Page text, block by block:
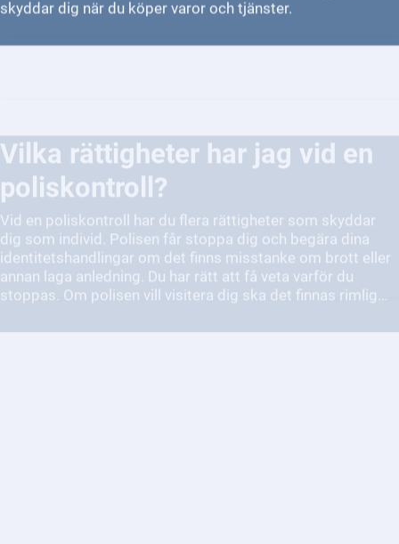
Vid en poliskontroll har du flera rättigheter som skyddar
dig som individ. Polisen får stoppa dig och begära dina
identitetshandlingar om det finns misstanke om brott eller
annan laga anledning. Du har rätt att få veta varför du
stoppas. Om polisen vill visitera dig ska det finnas rimlig
misstanke om att du bär vapen, narkotika eller andra farliga
föremål. Polisen får inte använda mer tvång än vad som
krävs, och alla åtgärder ska ske med respekt och hänsyn.
Du kan också neka att svara om du är misstänkt för brott,